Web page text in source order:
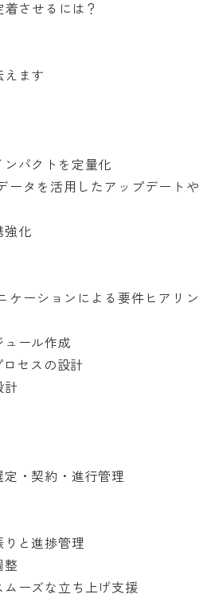
させるには？
ます
ンパクトを定量化
ータを活用したアップデートや
強化
ケーションによる要件ヒアリン
ュール作成
セスの設計
計
・契約・進行管理
りと進捗管理
整
ムーズな立ち上げ支援